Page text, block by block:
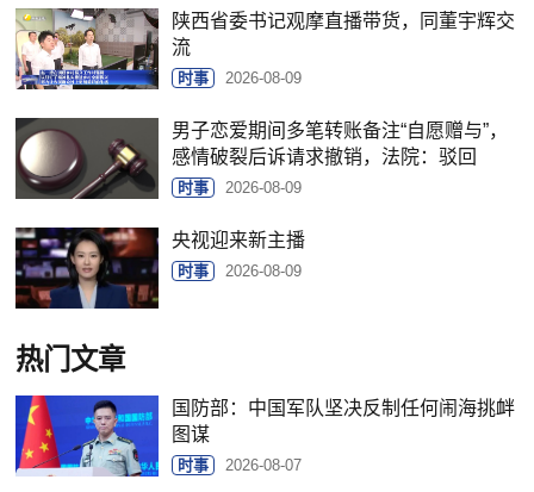
陕西省委书记观摩直播带货，同董宇辉交
流
时事 2026-08-09
男子恋爱期间多笔转账备注“自愿赠与”，
感情破裂后诉请求撤销，法院：驳回
时事 2026-08-09
央视迎来新主播
时事 2026-08-09
热门文章
国防部：中国军队坚决反制任何闹海挑衅
图谋
时事 2026-08-07